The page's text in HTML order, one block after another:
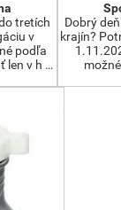
tretích
v
podľa
len v h …
Dobrý
krajín?